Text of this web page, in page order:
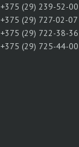
+375 (29) 239-52-00
+375 (29) 727-02-07
+375 (29) 722-38-36
+375 (29) 725-44-00